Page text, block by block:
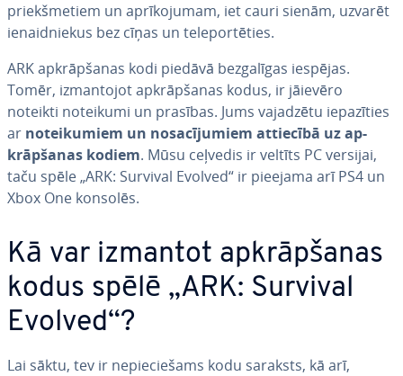
priekš­me­tiem un ap­rī­ko­ju­mam, iet cauri sienām, uzvarēt
ie­naid­nie­kus bez cīņas un te­le­por­tē­ties.
ARK ap­krāp­ša­nas kodi piedāvā bez­ga­lī­gas iespējas.
Tomēr, iz­man­to­jot ap­krāp­ša­nas kodus, ir jāievēro
noteikti noteikumi un prasības. Jums vajadzētu ie­pa­zī­ties
ar no­tei­ku­miem un no­sa­cī­ju­miem attiecībā uz ap­
krāp­ša­nas kodiem. Mūsu ceļvedis ir veltīts PC versijai,
taču spēle „ARK: Survival Evolved“ ir pieejama arī PS4 un
Xbox One konsolēs.
Kā var izmantot ap­krāp­ša­nas
kodus spēlē „ARK: Survival
Evolved“?
Lai sāktu, tev ir ne­pie­cie­šams kodu saraksts, kā arī,